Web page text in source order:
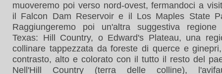
muoveremo poi verso nord-ovest, fermandoci a
il Falcon Dam Reservoir e il Los Maples State
Raggiungeremo poi un'altra suggestiva regione
Texas: Hill Country, o Edward's Plateau, una
collinare tappezzata da foreste di querce e
contrasto, alto e colorato con il tutto il resto del
Nell'Hill Country (terra delle colline),